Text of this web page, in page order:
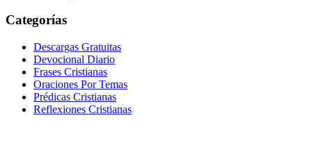
Categorías
Descargas Gratuitas
Devocional Diario
Frases Cristianas
Oraciones Por Temas
Prédicas Cristianas
Reflexiones Cristianas